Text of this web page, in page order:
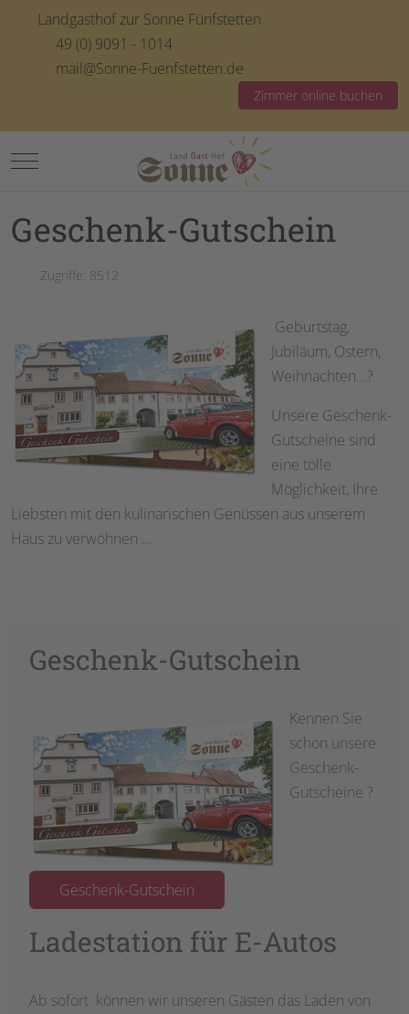
Landgasthof zur Sonne Fünfstetten
49 (0) 9091 - 1014
mail@Sonne-Fuenfstetten.de
Zimmer online buchen
Mobile Menu Toggle
Geschenk-Gutschein
Zugriffe: 8512
Geburtstag,
Jubiläum, Ostern,
Weihnachten...?
Unsere Geschenk-
Gutscheine sind
eine tolle
Möglichkeit, Ihre
Liebsten mit den kulinarischen Genüssen aus unserem
Haus zu verwöhnen ...
Geschenk-Gutschein
Kennen Sie
schon unsere
Geschenk-
Gutscheine ?
Geschenk-Gutschein
Ladestation für E-Autos
Ab sofort können wir unseren Gästen das Laden von